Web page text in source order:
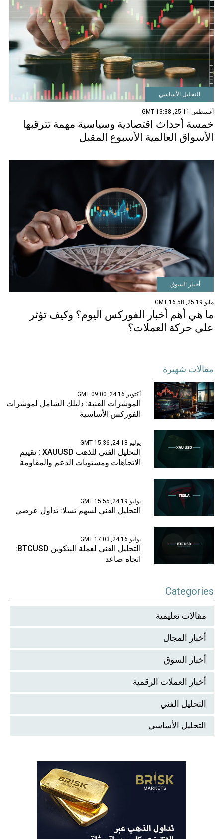
التحليل الأساسي
أغسطس 11 25, 13:38 GMT
خمسة أحداث اقتصادية وسياسية مهمة تترقبها
الأسواق العالمية الأسبوع المقبل
أخبار السوق
مايو 19 25, 16:58 GMT
ما هي أهم أخبار الفوركس اليوم؟ وكيف تؤثر
على حركة العملات؟
مقالات شهيرة
أكتوبر 16 24, 09:00 GMT
المؤشرات الفنية: دليلك الشامل لمؤشرات
الفوركس الأساسية
يوليو 18 24, 15:36 GMT
التحليل الفني للذهب XAUUSD : تقييم
الاتجاهات ومستويات الدعم والمقاومة
يوليو 19 24, 15:55 GMT
التحليل الفني لسهم تسلا: تداول عرضي
يوليو 16 24, 17:03 GMT
التحليل الفني لعملة البتكوين BTCUSD:
اتجاه صاعد
Categories
مقالات تعليمية
أخبار المجال
أخبار السوق
أخبار العملات الرقمية
التحليل الفني
التحليل الأساسي